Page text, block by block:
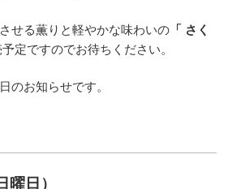
せる薫りと軽やかな味わいの 「 さく
予定ですのでお待ちください。
のお知らせです。
曜日）